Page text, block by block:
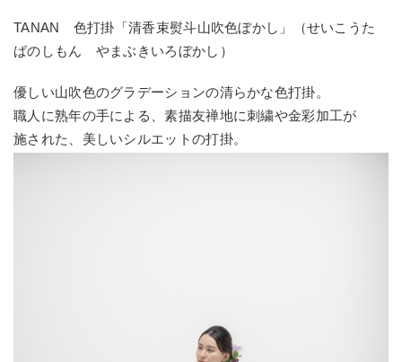
TANAN 色打掛「清香束熨斗山吹色ぼかし」（せいこうた
ばのしもん やまぶきいろぼかし）
優しい山吹色のグラデーションの清らかな色打掛。
職人に熟年の手による、素描友禅地に刺繍や金彩加工が
施された、美しいシルエットの打掛。